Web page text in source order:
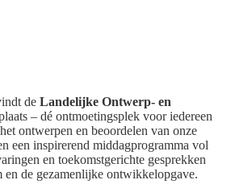
de Landelijke Ontwerp- en
– dé ontmoetingsplek voor iedereen
ontwerpen en beoordelen van onze
een inspirerend middagprogramma vol
en toekomstgerichte gesprekken
en de gezamenlijke ontwikkelopgave.